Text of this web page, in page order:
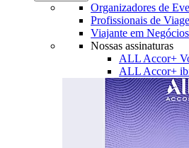
Organizadores de
Profissionais de
Viajante em Negócios
Nossas assinaturas
ALL Accor+
ALL Accor+